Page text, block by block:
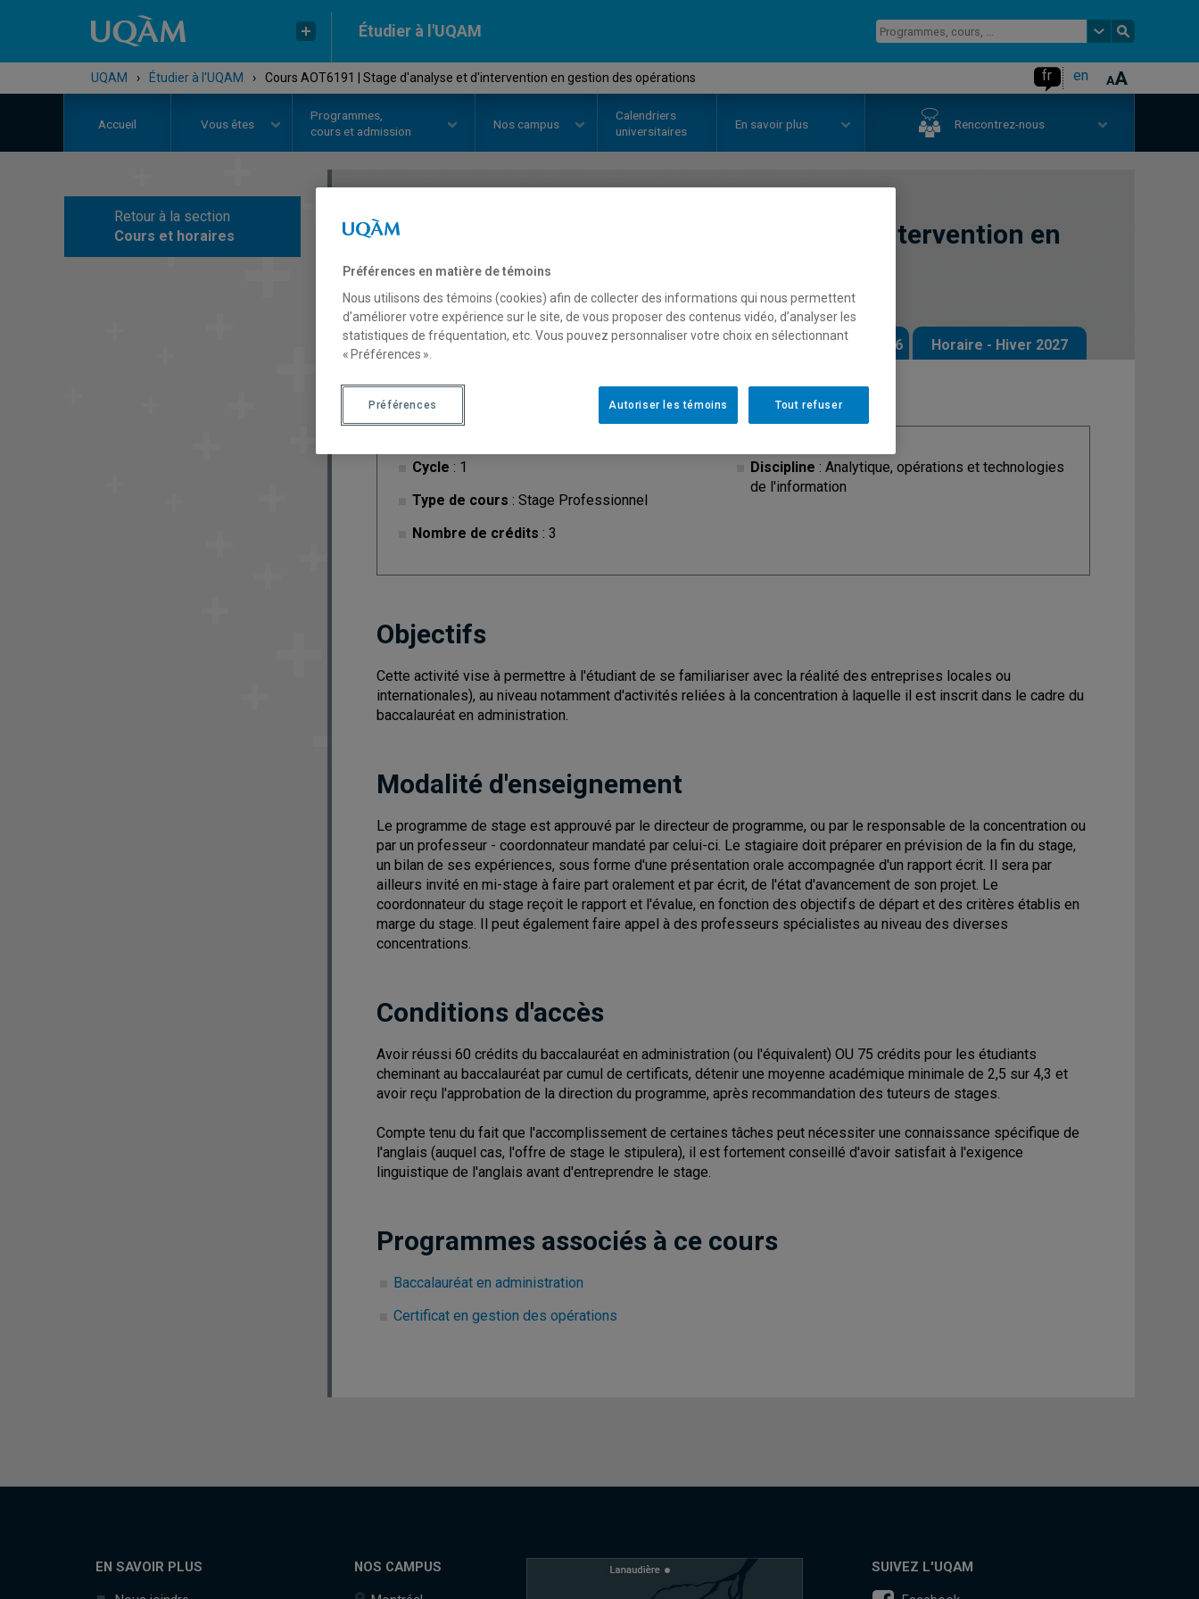
Étudier à l'UQAM
UQAM › Étudier à l'UQAM › Cours AOT6191 | Stage d'analyse et d'intervention en gestion des opérations fr en
Accueil Vous êtes
Programmes,
cours et admission
Nos campus
Calendriers
universitaires
En savoir plus Rencontrez-nous
Retour à la section
Cours et horaires
COURS
Stage d'analyse et d'intervention en
gestion des opérations
Description Horaire - Été 2026 Horaire - Automne 2026 Horaire - Hiver 2027
Cycle : 1
Type de cours : Stage Professionnel
Nombre de crédits : 3
Discipline : Analytique, opérations et technologies
de l'information
Objectifs
Cette activité vise à permettre à l'étudiant de se familiariser avec la réalité des entreprises locales ou
internationales), au niveau notamment d'activités reliées à la concentration à laquelle il est inscrit dans le cadre du
baccalauréat en administration.
Modalité d'enseignement
Le programme de stage est approuvé par le directeur de programme, ou par le responsable de la concentration ou
par un professeur - coordonnateur mandaté par celui-ci. Le stagiaire doit préparer en prévision de la fin du stage,
un bilan de ses expériences, sous forme d'une présentation orale accompagnée d'un rapport écrit. Il sera par
ailleurs invité en mi-stage à faire part oralement et par écrit, de l'état d'avancement de son projet. Le
coordonnateur du stage reçoit le rapport et l'évalue, en fonction des objectifs de départ et des critères établis en
marge du stage. Il peut également faire appel à des professeurs spécialistes au niveau des diverses
concentrations.
Conditions d'accès
Avoir réussi 60 crédits du baccalauréat en administration (ou l'équivalent) OU 75 crédits pour les étudiants
cheminant au baccalauréat par cumul de certificats, détenir une moyenne académique minimale de 2,5 sur 4,3 et
avoir reçu l'approbation de la direction du programme, après recommandation des tuteurs de stages.
Compte tenu du fait que l'accomplissement de certaines tâches peut nécessiter une connaissance spécifique de
l'anglais (auquel cas, l'offre de stage le stipulera), il est fortement conseillé d'avoir satisfait à l'exigence
linguistique de l'anglais avant d'entreprendre le stage.
Programmes associés à ce cours
Baccalauréat en administration
Certificat en gestion des opérations
EN SAVOIR PLUS NOS CAMPUS SUIVEZ L'UQAM
Préférences en matière de témoins
Nous utilisons des témoins (cookies) afin de collecter des informations qui nous permettent
d’améliorer votre expérience sur le site, de vous proposer des contenus vidéo, d’analyser les
statistiques de fréquentation, etc. Vous pouvez personnaliser votre choix en sélectionnant
« Préférences ».
Tout refuser
Autoriser les témoins
Préférences